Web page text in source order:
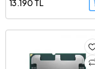
13.190 TL